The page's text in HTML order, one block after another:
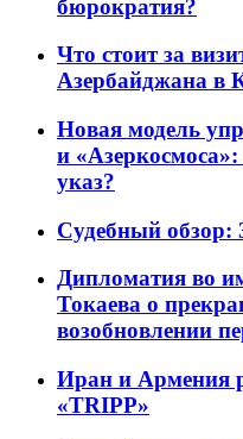
бюрократия?
Что стоит за
Азербайджана в
Новая модель
и «Азеркосмоса»:
указ?
Судебный обзор:
Дипломатия во
Токаева о
возобновлении
Иран и Армения
«TRIPP»